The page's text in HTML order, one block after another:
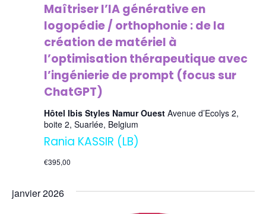
Maîtriser l’IA générative en
logopédie / orthophonie : de la
création de matériel à
l’optimisation thérapeutique avec
l’ingénierie de prompt (focus sur
ChatGPT)
Hôtel Ibis Styles Namur Ouest Avenue d’Ecolys 2,
boite 2, Suarlée, Belgium
Rania KASSIR (LB)
€395,00
janvier 2026